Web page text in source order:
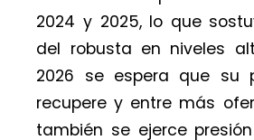
2024 y 2025, lo que
del robusta en niveles
2026 se espera que su
recupere y entre más
también se ejerce